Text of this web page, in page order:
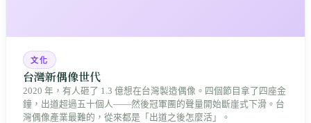
文化
台灣新偶像世代
2020 年，有人砸了 1.3 億想在台灣製造偶像。四個節目拿了四座金
鐘，出道超過五十個人——然後冠軍團的聲量開始斷崖式下滑。台
灣偶像產業最難的，從來都是「出道之後怎麼活」。